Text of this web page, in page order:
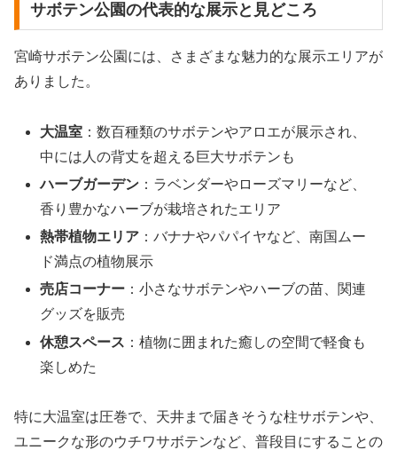
サボテン公園の代表的な展示と見どころ
宮崎サボテン公園には、さまざまな魅力的な展示エリアが
ありました。
大温室 ：数百種類のサボテンやアロエが展示され、
中には人の背丈を超える巨大サボテンも
ハーブガーデン ：ラベンダーやローズマリーなど、
香り豊かなハーブが栽培されたエリア
熱帯植物エリア ：バナナやパパイヤなど、南国ムー
ド満点の植物展示
売店コーナー ：小さなサボテンやハーブの苗、関連
グッズを販売
休憩スペース ：植物に囲まれた癒しの空間で軽食も
楽しめた
特に大温室は圧巻で、天井まで届きそうな柱サボテンや、
ユニークな形のウチワサボテンなど、普段目にすることの